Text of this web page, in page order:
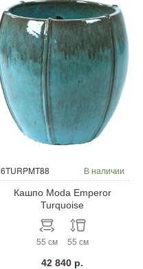
6TURPMT88 В наличии
Кашпо Moda Emperor
Turquoise
55 см 55 см
42 840 р.